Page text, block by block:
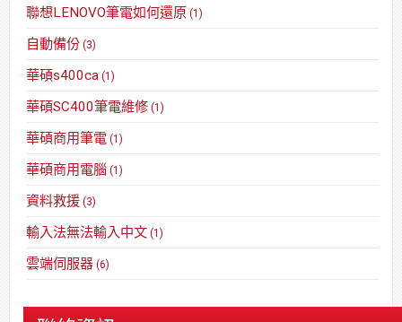
聯想LENOVO筆電如何還原 (1)
自動備份 (3)
華碩s400ca (1)
華碩SC400筆電維修 (1)
華碩商用筆電 (1)
華碩商用電腦 (1)
資料救援 (3)
輸入法無法輸入中文 (1)
雲端伺服器 (6)